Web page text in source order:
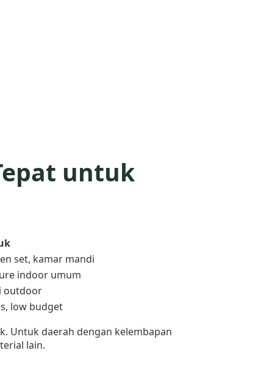
untuk
set, kamar mandi
indoor umum
outdoor
low budget
Untuk daerah dengan kelembapan
lain.